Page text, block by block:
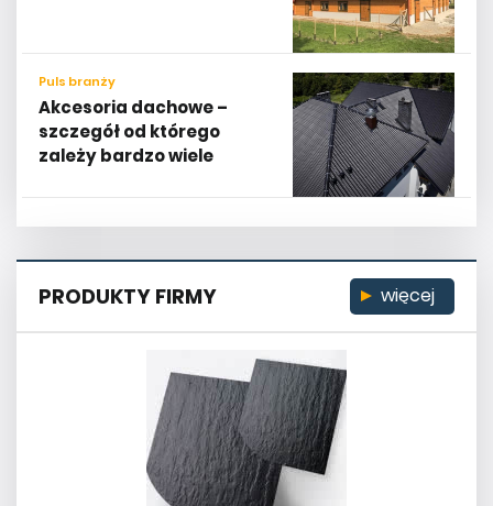
Puls branży
Akcesoria dachowe –
szczegół od którego
zależy bardzo wiele
PRODUKTY FIRMY więcej